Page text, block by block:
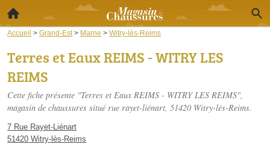
Accueil > Grand-Est > Marne > Witry-lès-Reims
Terres et Eaux REIMS - WITRY LES
REIMS
Cette fiche présente "Terres et Eaux REIMS - WITRY LES REIMS",
magasin de chaussures situé rue rayet-liénart, 51420 Witry-lès-Reims.
7 Rue Rayet-Liénart
51420 Witry-lès-Reims